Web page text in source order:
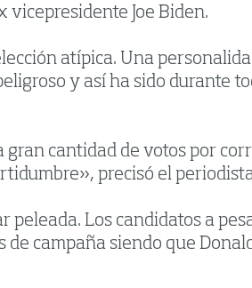
Joe Biden.
atípica. Una
y así ha sido durante
cantidad de votos por
precisó el
Los candidatos a
campaña siendo que